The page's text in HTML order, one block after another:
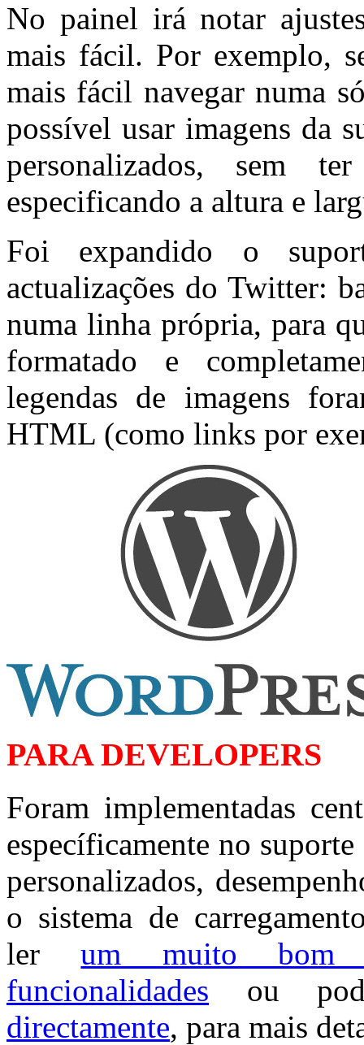
No painel irá notar
mais fácil. Por exemplo,
mais fácil navegar numa
possível usar imagens da
personalizados, sem
especificando a altura e
Foi expandido o
actualizações do Twitter:
numa linha própria, para
formatado e
legendas de imagens
HTML (como links por
PARA DEVELOPERS
Foram implementadas
específicamente no
personalizados,
o sistema de
lerum muito bom
funcionalidades ou
directamente, para mais